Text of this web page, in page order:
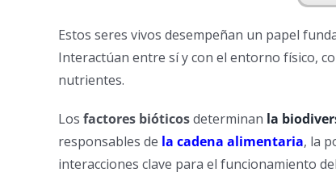
Estos seres vivos desempeñan un papel
Interactúan entre sí y con el entorno físico,
nutrientes.
Los factores bióticosdeterminan la
responsables de la cadena alimentaria, la
interacciones clave para el funcionamiento